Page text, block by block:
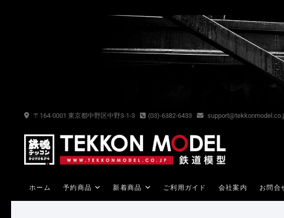
〒164-0001 東京都中野区中野3-1-3 (03)-6382-6433
ホーム 予約商品 新着商品 ご利用ガイド 会社案内 お問合